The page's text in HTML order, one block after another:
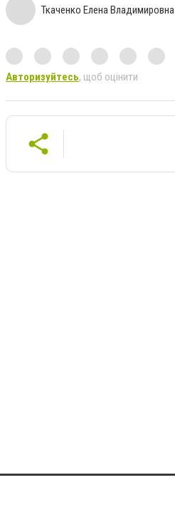
Ткаченко Елена Владимировна
Авторизуйтесь, щоб оцінити